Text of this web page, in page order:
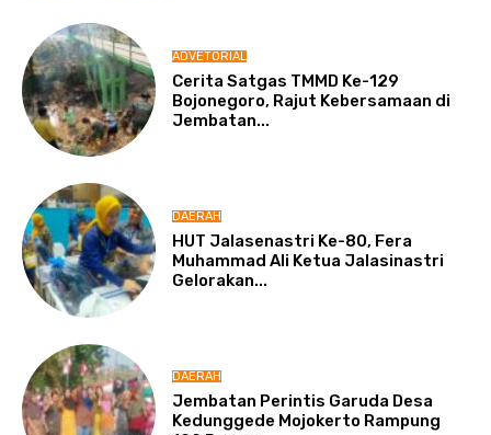
ADVETORIAL
Cerita Satgas TMMD Ke-129
Bojonegoro, Rajut Kebersamaan di
Jembatan...
DAERAH
HUT Jalasenastri Ke-80, Fera
Muhammad Ali Ketua Jalasinastri
Gelorakan...
DAERAH
Jembatan Perintis Garuda Desa
Kedunggede Mojokerto Rampung